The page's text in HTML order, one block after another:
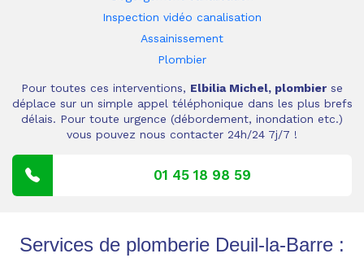
Inspection vidéo canalisation
Assainissement
Plombier
Pour toutes ces interventions, Elbilia Michel, plombier se
déplace sur un simple appel téléphonique dans les plus brefs
délais. Pour toute urgence (débordement, inondation etc.)
vous pouvez nous contacter 24h/24 7j/7 !
01 45 18 98 59
Services de plomberie Deuil-la-Barre :